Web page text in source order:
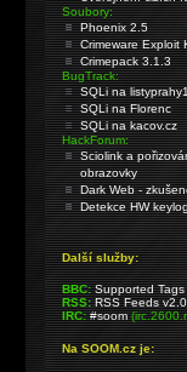
Soubory:
Phoenix 2.5
Crimeware Exploit
Crimepack 3.1.3
BugTrack:
SQLi na
SQLi na Florenc
SQLi na kacov.cz
HackForum:
Sciolink a
obrazovky
Dark Web -
Detekce HW
Další služby:
BBC: Supported Tags
RSS: RSS Feeds v2.0
IRC: #soom
Na SOOM.cz je: